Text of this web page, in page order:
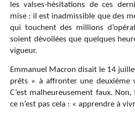
les valses-hésitations de ces
mise : il est inadmissible que des
qui touchent des millions
soient dévoilées que quelques
vigueur.
Emmanuel Macron disait le 14
prêts » à affronter une deuxième
C’est malheureusement faux.
ce n’est pas cela : « apprendre à